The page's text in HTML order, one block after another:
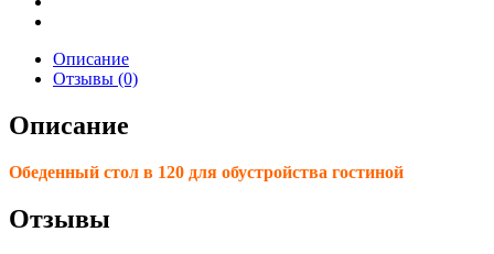
Описание
Отзывы (0)
Описание
Обеденный стол в 120 для обустройства гостиной
Отзывы